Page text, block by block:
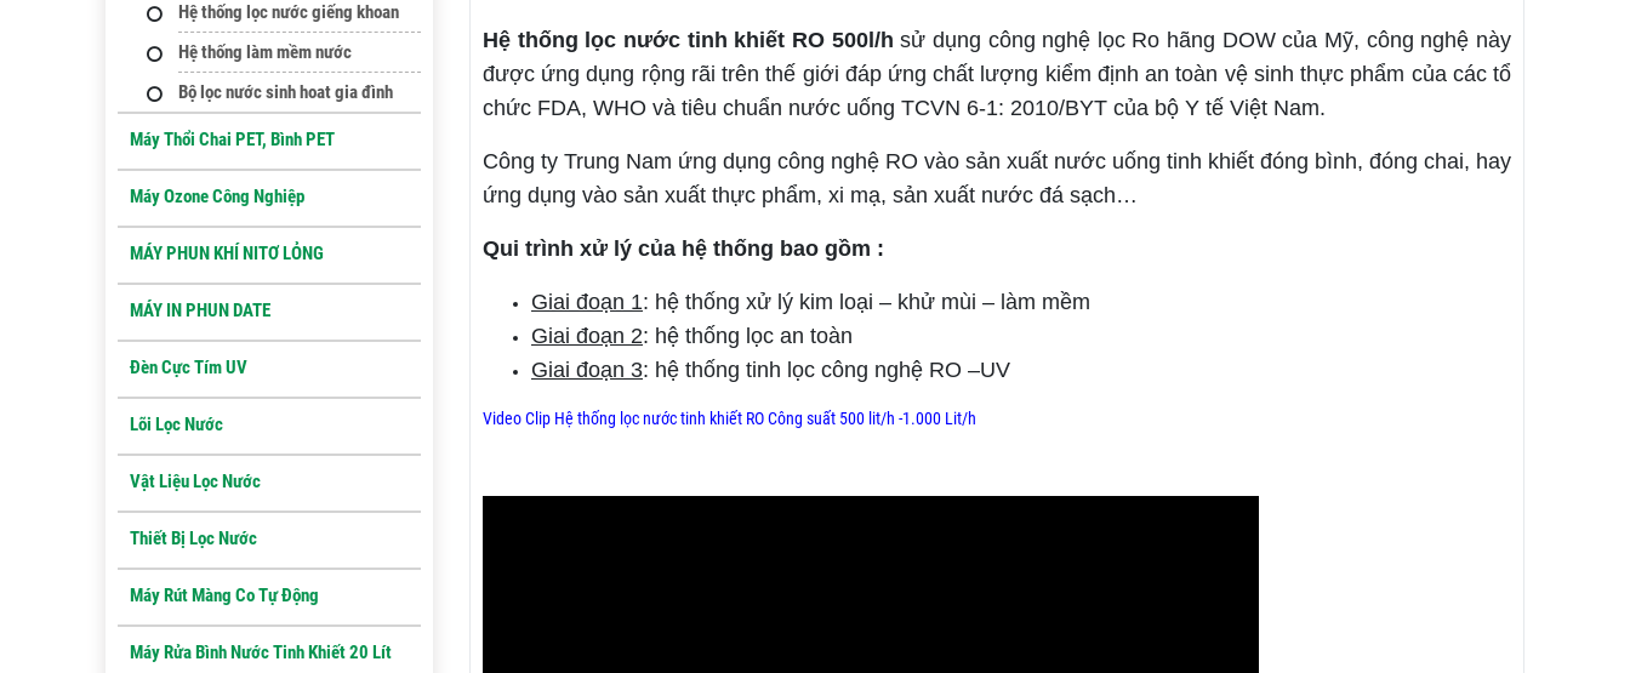
Hệ thống lọc nước tinh khiết RO 500l/h sử dụng công nghệ lọc Ro hãng DOW của Mỹ, công nghệ này
được ứng dụng rộng rãi trên thế giới đáp ứng chất lượng kiểm định an toàn vệ sinh thực phẩm của các tổ
chức FDA, WHO và tiêu chuẩn nước uống TCVN 6-1: 2010/BYT của bộ Y tế Việt Nam.
Công ty Trung Nam ứng dụng công nghệ RO vào sản xuất nước uống tinh khiết đóng bình, đóng chai, hay
ứng dụng vào sản xuất thực phẩm, xi mạ, sản xuất nước đá sạch…
Qui trình xử lý của hệ thống bao gồm :
Giai đoạn 1: hệ thống xử lý kim loại – khử mùi – làm mềm
Giai đoạn 2: hệ thống lọc an toàn
Giai đoạn 3: hệ thống tinh lọc công nghệ RO –UV
Video Clip Hệ thống lọc nước tinh khiết RO Công suất 500 lit/h -1.000 Lit/h
Hệ thống lọc nước giếng khoan
Hệ thống làm mềm nước
Bộ lọc nước sinh hoat gia đình
Máy Thổi Chai PET, Bình PET
Máy Ozone Công Nghiệp
MÁY PHUN KHÍ NITƠ LỎNG
MÁY IN PHUN DATE
Đèn Cực Tím UV
Lõi Lọc Nước
Vật Liệu Lọc Nước
Thiết Bị Lọc Nước
Máy Rút Màng Co Tự Động
Máy Rửa Bình Nước Tinh Khiết 20 Lít